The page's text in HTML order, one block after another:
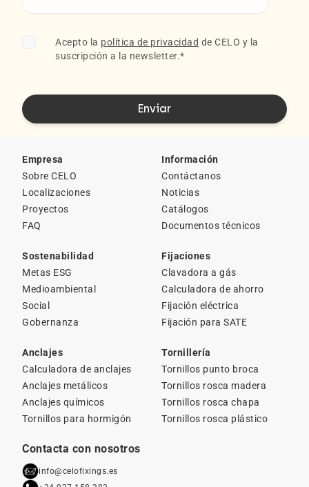
Acepto la política de privacidad de CELO y la
suscripción a la newsletter.*
Empresa
Sobre CELO
Localizaciones
Proyectos
FAQ
Información
Contáctanos
Noticias
Catálogos
Documentos técnicos
Sostenabilidad
Metas ESG
Medioambiental
Social
Gobernanza
Fijaciones
Clavadora a gás
Calculadora de ahorro
Fijación eléctrica
Fijación para SATE
Anclajes
Calculadora de anclajes
Anclajes metálicos
Anclajes químicos
Tornillos para hormigón
Tornillería
Tornillos punto broca
Tornillos rosca madera
Tornillos rosca chapa
Tornillos rosca plástico
Contacta con nosotros
info@celofixings.es